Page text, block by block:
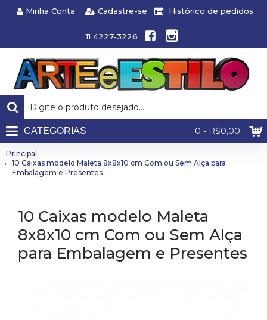
Minha Conta Cadastre-se Histórico de pedidos
11 4227-3226
0 - R$0,00
CATEGORIAS
Principal
10 Caixas modelo Maleta 8x8x10 cm Com ou Sem Alça para
Embalagem e Presentes
10 Caixas modelo Maleta
8x8x10 cm Com ou Sem Alça
para Embalagem e Presentes